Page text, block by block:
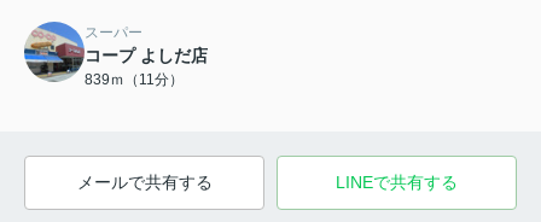
スーパー
コープ よしだ店
839ｍ（11分）
メールで共有する LINEで共有する